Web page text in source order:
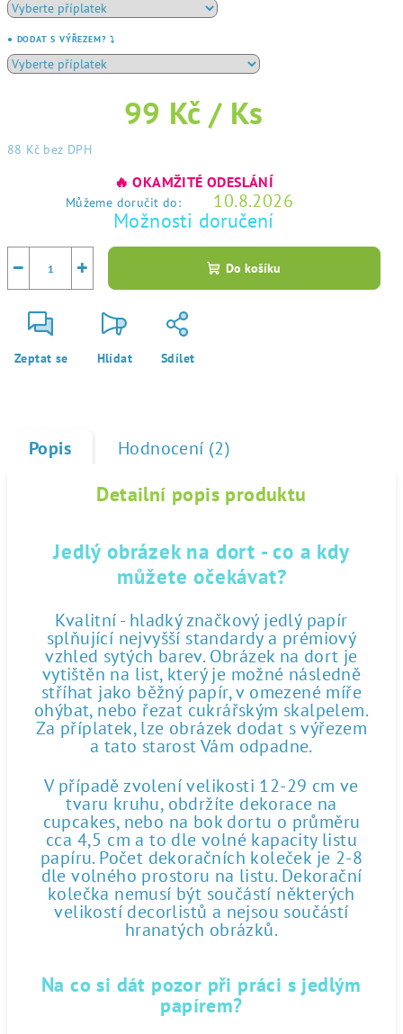
● DODAT S VÝŘEZEM? ⤵️
99 Kč / Ks
88 Kč bez DPH
🔥 OKAMŽITÉ ODESLÁNÍ
Můžeme doručit do: 10.8.2026
Možnosti doručení
+
− Do košíku
Zeptat se Hlídat Sdílet
Popis Hodnocení (2)
Detailní popis produktu
Jedlý obrázek na dort - co a kdy
můžete očekávat?
Kvalitní - hladký značkový jedlý papír
splňující nejvyšší standardy a prémiový
vzhled sytých barev. Obrázek na dort je
vytištěn na list, který je možné následně
stříhat jako běžný papír, v omezené míře
ohýbat, nebo řezat cukrářským skalpelem.
Za příplatek, lze obrázek dodat s výřezem
a tato starost Vám odpadne.
V případě zvolení velikosti 12-29 cm ve
tvaru kruhu, obdržíte dekorace na
cupcakes, nebo na bok dortu o průměru
cca 4,5 cm a to dle volné kapacity listu
papíru. Počet dekoračních koleček je 2-8
dle volného prostoru na listu. Dekorační
kolečka nemusí být součástí některých
velikostí decorlistů a nejsou součástí
hranatých obrázků.
Na co si dát pozor při práci s jedlým
papírem?